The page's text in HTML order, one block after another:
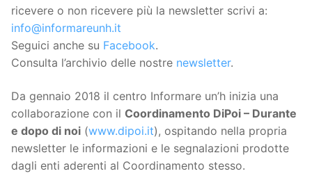
ricevere o non ricevere più la newsletter scrivi a:
info@informareunh.it
Seguici anche su Facebook.
Consulta l’archivio delle nostre newsletter.
Da gennaio 2018 il centro Informare un’h inizia una
collaborazione con il Coordinamento DiPoi – Durante
e dopo di noi (www.dipoi.it), ospitando nella propria
newsletter le informazioni e le segnalazioni prodotte
dagli enti aderenti al Coordinamento stesso.